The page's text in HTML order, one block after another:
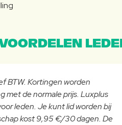
BTW. Kortingen worden
met de normale prijs. Luxplus
leden. Je kunt lid worden bij
kost 9,95 €/30 dagen. De